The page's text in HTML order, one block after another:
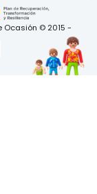
Ocasión © 2015 -